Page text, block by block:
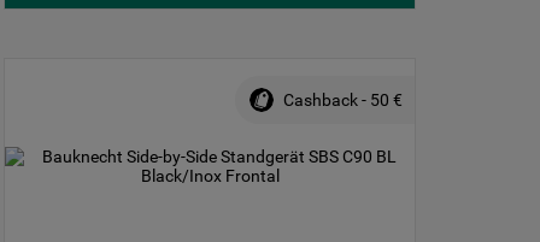
Cashback - 50 €